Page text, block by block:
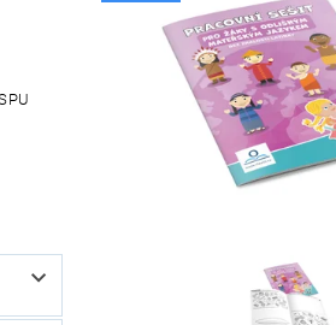
OBCHODNÍ